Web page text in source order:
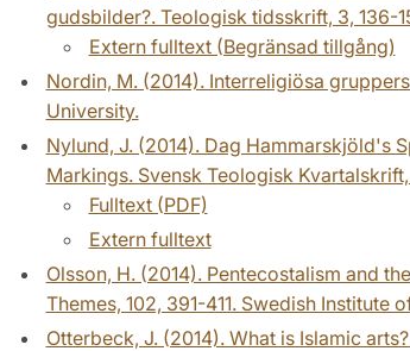
gudsbilder?. Teologisk tidsskrift, 3, 136-
Extern fulltext (Begränsad tillgång)
Nordin, M. (2014). Interreligiösa
University.
Nylund, J. (2014). Dag Hammarskjöld's
Markings. Svensk Teologisk
Fulltext (PDF)
Extern fulltext
Olsson, H. (2014). Pentecostalism and
Themes, 102, 391-411. Swedish Institute
Otterbeck, J. (2014). What is Islamic